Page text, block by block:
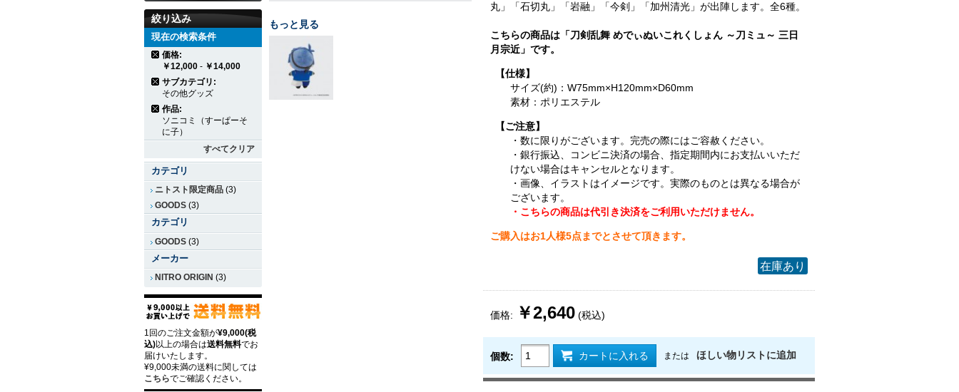
丸」「石切丸」「岩融」「今剣」「加州清光」が出陣します。全6種。
こちらの商品は「刀剣乱舞 めでぃぬいこれくしょん ～刀ミュ～ 三日
月宗近」です。
【仕様】
サイズ(約)：W75mm×H120mm×D60mm
素材：ポリエステル
【ご注意】
・数に限りがございます。完売の際にはご容赦ください。
・銀行振込、コンビニ決済の場合、指定期間内にお支払いいただ
けない場合はキャンセルとなります。
・画像、イラストはイメージです。実際のものとは異なる場合が
ございます。
・こちらの商品は代引き決済をご利用いただけません。
ご購入はお1人様5点までとさせて頂きます。
在庫あり
価格: ￥2,640 (税込)
個数: カートに入れる または ほしい物リストに追加
もっと見る
絞り込み
現在の検索条件
価格:
￥12,000 - ￥14,000
サブカテゴリ:
その他グッズ
作品:
ソニコミ（すーぱーそ
に子）
すべてクリア
カテゴリ
ニトスト限定商品 (3)
GOODS (3)
カテゴリ
GOODS (3)
メーカー
NITRO ORIGIN (3)
1回のご注文金額が¥9,000(税
込)以上の場合は送料無料でお
届けいたします。
¥9,000未満の送料に関しては
こちらでご確認ください。